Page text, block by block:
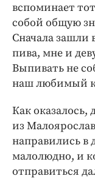
вспоминает
собой общую
Сначала зашли
пива, мне и
Выпивать не
наш любимый
Как оказалось,
из
направились в
малолюдно, и
отправиться